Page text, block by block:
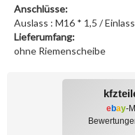
Anschlüsse:
Auslass : M16 * 1,5 /
Lieferumfang:
ohne Riemenscheibe
ebay-